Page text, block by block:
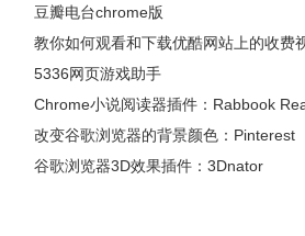
8、在弹出的窗口点击黄色的
豆瓣电台chrome版
教你如何观看和下载优酷网站上的收费
5336网页游戏助手
Chrome小说阅读器插件：Rabbook
改变谷歌浏览器的背景颜色：Pinterest
谷歌浏览器3D效果插件：3Dnator